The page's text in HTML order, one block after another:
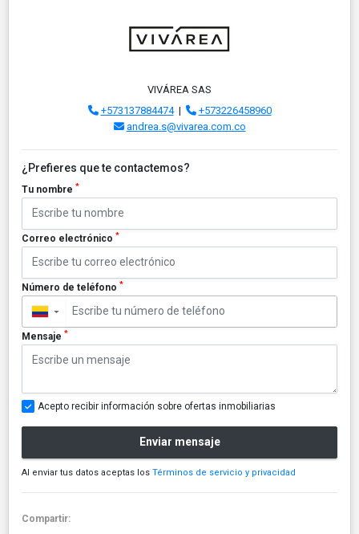
VIVÁREA SAS
+573137884474|
+573226458960
andrea.s@vivarea.com.co
¿Prefieres que te contactemos?
Tu nombre *
Correo electrónico *
Número de teléfono *
▼
Mensaje *
Acepto recibir información sobre ofertas inmobiliarias
Enviar mensaje
Al enviar tus datos aceptas los Términos de servicio y privacidad
Compartir: